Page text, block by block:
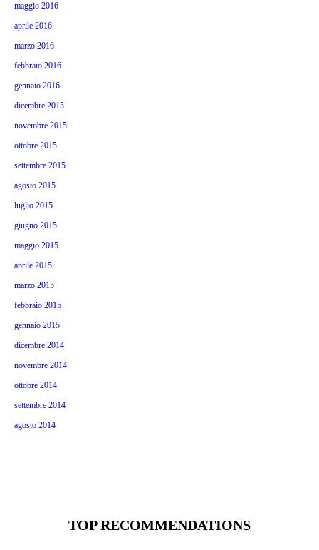
maggio 2016
aprile 2016
marzo 2016
febbraio 2016
gennaio 2016
dicembre 2015
novembre 2015
ottobre 2015
settembre 2015
agosto 2015
luglio 2015
giugno 2015
maggio 2015
aprile 2015
marzo 2015
febbraio 2015
gennaio 2015
dicembre 2014
novembre 2014
ottobre 2014
settembre 2014
agosto 2014
TOP RECOMMENDATIONS